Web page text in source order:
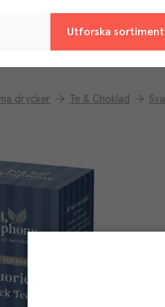
Utforska sortiment
drycker Te & Choklad